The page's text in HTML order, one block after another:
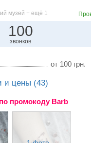
музей + ещё 1
100
звонков
от 100 грн.
и цены (43)
промокоду Barb